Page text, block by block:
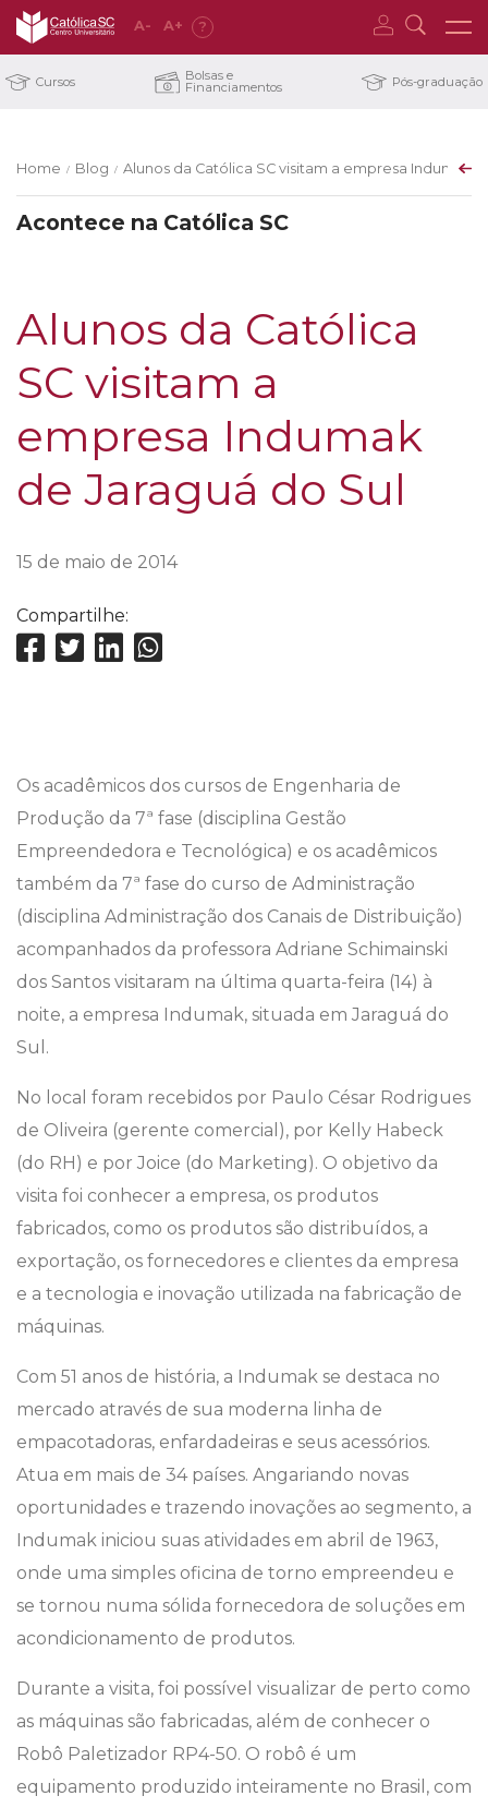
A- A+ ?
Cursos Bolsas e
Financiamentos Pós-graduação
Home / Blog / Alunos da Católica SC visitam a empresa Indumak
Acontece na Católica SC
Alunos da Católica
SC visitam a
empresa Indumak
de Jaraguá do Sul
15 de maio de 2014
Compartilhe:
Os acadêmicos dos cursos de Engenharia de
Produção da 7ª fase (disciplina Gestão
Empreendedora e Tecnológica) e os acadêmicos
também da 7ª fase do curso de Administração
(disciplina Administração dos Canais de Distribuição)
acompanhados da professora Adriane Schimainski
dos Santos visitaram na última quarta-feira (14) à
noite, a empresa Indumak, situada em Jaraguá do
Sul.
No local foram recebidos por Paulo César Rodrigues
de Oliveira (gerente comercial), por Kelly Habeck
(do RH) e por Joice (do Marketing). O objetivo da
visita foi conhecer a empresa, os produtos
fabricados, como os produtos são distribuídos, a
exportação, os fornecedores e clientes da empresa
e a tecnologia e inovação utilizada na fabricação de
máquinas.
Com 51 anos de história, a Indumak se destaca no
mercado através de sua moderna linha de
empacotadoras, enfardadeiras e seus acessórios.
Atua em mais de 34 países. Angariando novas
oportunidades e trazendo inovações ao segmento, a
Indumak iniciou suas atividades em abril de 1963,
onde uma simples oficina de torno empreendeu e
se tornou numa sólida fornecedora de soluções em
acondicionamento de produtos.
Durante a visita, foi possível visualizar de perto como
as máquinas são fabricadas, além de conhecer o
Robô Paletizador RP4-50. O robô é um
equipamento produzido inteiramente no Brasil, com